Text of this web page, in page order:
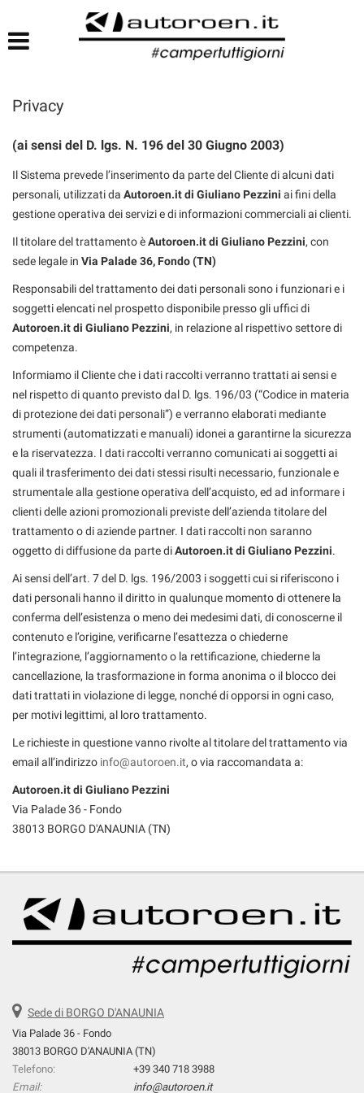
Privacy
(ai sensi del D. lgs. N. 196 del 30 Giugno 2003)
Il Sistema prevede l’inserimento da parte del Cliente di alcuni dati
personali, utilizzati da Autoroen.it di Giuliano Pezzini ai fini della
gestione operativa dei servizi e di informazioni commerciali ai clienti.
Il titolare del trattamento èAutoroen.it di Giuliano Pezzini, con
sede legale in Via Palade 36, Fondo (TN)
Responsabili del trattamento dei dati personali sono i funzionari e i
soggetti elencati nel prospetto disponibile presso gli uffici di
Autoroen.it di Giuliano Pezzini, in relazione al rispettivo settore di
competenza.
Informiamo il Cliente che i dati raccolti verranno trattati ai sensi e
nel rispetto di quanto previsto dal D. lgs. 196/03 (“Codice in materia
di protezione dei dati personali”) e verranno elaborati mediante
strumenti (automatizzati e manuali) idonei a garantirne la sicurezza
e la riservatezza. I dati raccolti verranno comunicati ai soggetti ai
quali il trasferimento dei dati stessi risulti necessario, funzionale e
strumentale alla gestione operativa dell’acquisto, ed ad informare i
clienti delle azioni promozionali previste dell’azienda titolare del
trattamento o di aziende partner. I dati raccolti non saranno
oggetto di diffusione da parte diAutoroen.it di Giuliano Pezzini.
Ai sensi dell’art. 7 del D. lgs. 196/2003 i soggetti cui si riferiscono i
dati personali hanno il diritto in qualunque momento di ottenere la
conferma dell’esistenza o meno dei medesimi dati, di conoscerne il
contenuto e l’origine, verificarne l’esattezza o chiederne
l’integrazione, l’aggiornamento o la rettificazione, chiederne la
cancellazione, la trasformazione in forma anonima o il blocco dei
dati trattati in violazione di legge, nonché di opporsi in ogni caso,
per motivi legittimi, al loro trattamento.
Le richieste in questione vanno rivolte al titolare del trattamento via
email all’indirizzo info@autoroen.it, o via raccomandata a:
Autoroen.it di Giuliano Pezzini
Via Palade 36 - Fondo
38013 BORGO D'ANAUNIA (TN)
Sede di BORGO D'ANAUNIA
Via Palade 36 - Fondo
38013 BORGO D'ANAUNIA (TN)
Telefono:
+39 340 718 3988
Email:
info@autoroen.it